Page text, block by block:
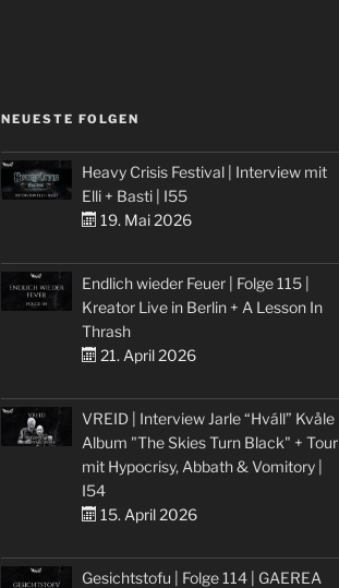
NEUESTE FOLGEN
Heavy Crisis Festival | Interview mit
Elli + Basti | I55
19. Mai 2026
Endlich wieder Feuer | Folge 115 |
Kreator Live in Berlin + A Lesson In
Thrash
21. April 2026
VREID | Interview Jarle “Hváll” Kvåle |
Album "The Skies Turn Black" + Tour
mit Hypocrisy, Abbath & Vomitory |
I54
15. April 2026
Gesichtstofu | Folge 114 | GAEREA